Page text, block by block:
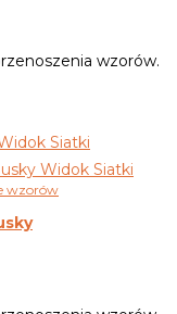
wzorów.
Siatki
Widok Siatki
wzorów